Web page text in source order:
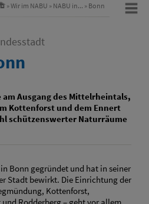
»Wir im NABU » NABU in... » Bonn
am Ausgang des Mittelrheintals,
Kottenforst und dem Ennert
schützenswerter Naturräume
Bonn gegründet und hat in seiner
Stadt bewirkt. Die Einrichtung der
Kottenforst,